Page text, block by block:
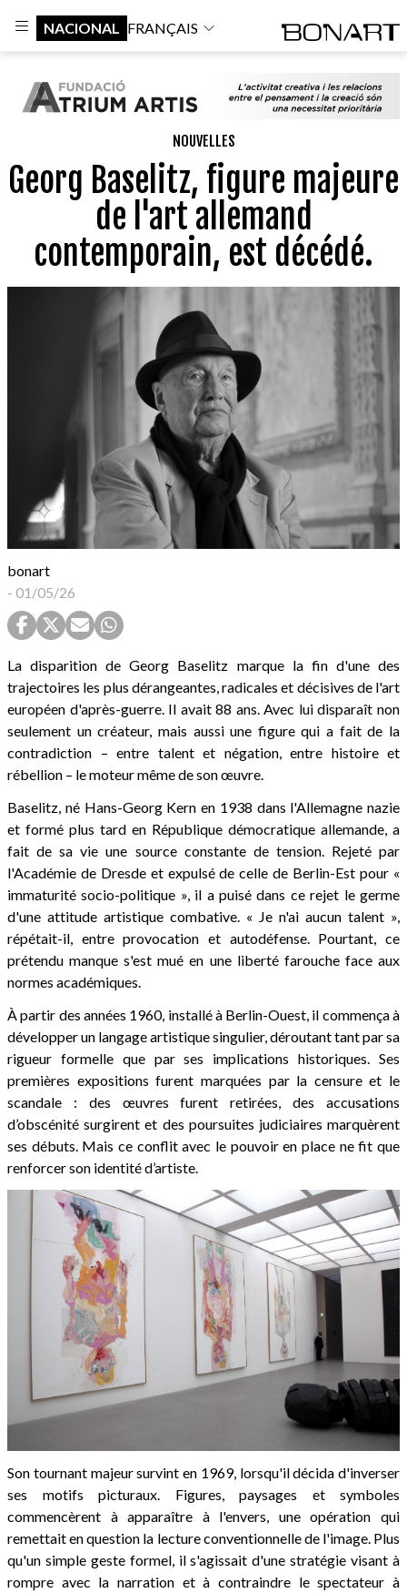
NACIONAL FRANÇAIS
NOUVELLES
Georg Baselitz, figure majeure
de l'art allemand
contemporain, est décédé.
bonart
- 01/05/26
La disparition de Georg Baselitz marque la fin d'une des
trajectoires les plus dérangeantes, radicales et décisives de l'art
européen d'après-guerre. Il avait 88 ans. Avec lui disparaît non
seulement un créateur, mais aussi une figure qui a fait de la
contradiction – entre talent et négation, entre histoire et
rébellion – le moteur même de son œuvre.
Baselitz, né Hans-Georg Kern en 1938 dans l'Allemagne nazie
et formé plus tard en République démocratique allemande, a
fait de sa vie une source constante de tension. Rejeté par
l'Académie de Dresde et expulsé de celle de Berlin-Est pour «
immaturité socio-politique », il a puisé dans ce rejet le germe
d'une attitude artistique combative. « Je n'ai aucun talent »,
répétait-il, entre provocation et autodéfense. Pourtant, ce
prétendu manque s'est mué en une liberté farouche face aux
normes académiques.
À partir des années 1960, installé à Berlin-Ouest, il commença à
développer un langage artistique singulier, déroutant tant par sa
rigueur formelle que par ses implications historiques. Ses
premières expositions furent marquées par la censure et le
scandale : des œuvres furent retirées, des accusations
d’obscénité surgirent et des poursuites judiciaires marquèrent
ses débuts. Mais ce conflit avec le pouvoir en place ne fit que
renforcer son identité d’artiste.
Son tournant majeur survint en 1969, lorsqu'il décida d'inverser
ses motifs picturaux. Figures, paysages et symboles
commencèrent à apparaître à l'envers, une opération qui
remettait en question la lecture conventionnelle de l'image. Plus
qu'un simple geste formel, il s'agissait d'une stratégie visant à
rompre avec la narration et à contraindre le spectateur à